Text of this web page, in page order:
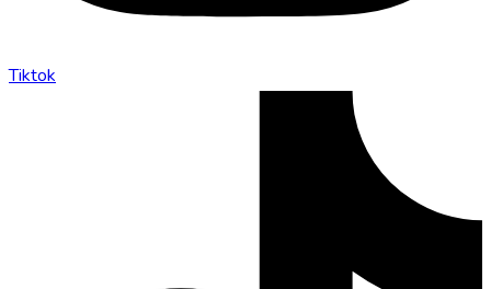
Tiktok